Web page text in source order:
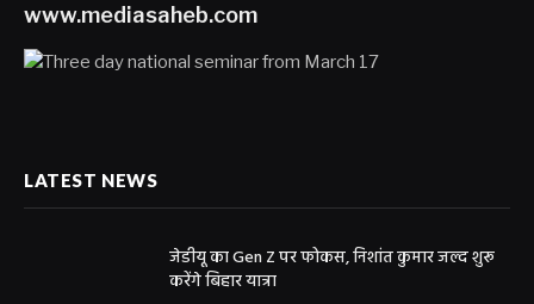
www.mediasaheb.com
LATEST NEWS
जेडीयू का Gen Z पर फोकस, निशांत कुमार जल्द शुरू
करेंगे बिहार यात्रा